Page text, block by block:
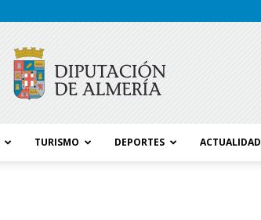
TURISMO DEPORTES ACTUALIDAD